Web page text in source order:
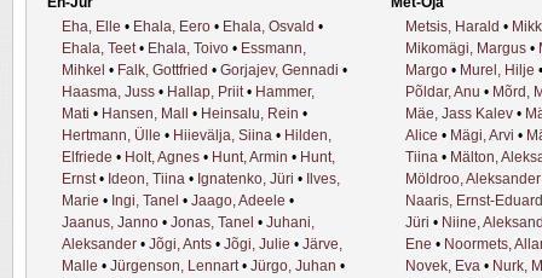
Eha, Elle • Ehala, Eero • Ehala, Osvald •
Ehala, Teet• Ehala, Toivo • Essmann,
Mihkel • Falk, Gottfried • Gorjajev, Gennadi •
Haasma, Juss • Hallap, Priit• Hammer,
Mati • Hansen, Mall • Heinsalu, Rein •
Hertmann, Ülle • Hiievälja, Siina • Hilden,
Elfriede • Holt, Agnes • Hunt, Armin • Hunt,
Ernst• Ideon, Tiina • Ignatenko, Jüri •
Ilves,
Marie • Ingi, Tanel • Jaago, Adeele •
Jaanus, Janno • Jonas, Tanel • Juhani,
Aleksander • Jõgi, Ants • Jõgi, Julie • Järve,
Malle • Jürgenson, Lennart• Jürgo, Juhan •
Metsis, Harald •
Mikomägi, Margus •
Margo • Murel, Hilje
Põldar, Anu • Mõrd,
Mäe, Jass Kalev •
Alice • Mägi, Arvi •
Tiina • Mälton,
Möldroo, Aleksander
Naaris, Ernst-Eduard
Jüri • Niine,
Ene • Noormets,
Novek, Eva • Nurk,